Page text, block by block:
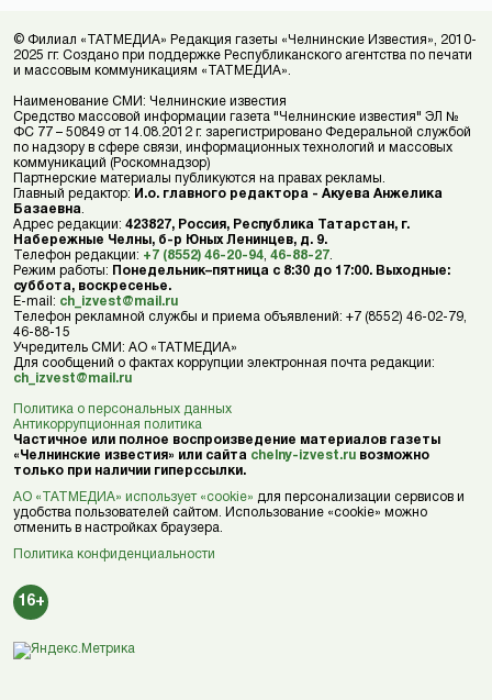
© Филиал «ТАТМЕДИА» Редакция газеты «Челнинские Известия», 2010-
2025 гг. Создано при поддержке Республиканского агентства по печати
и массовым коммуникациям «ТАТМЕДИА».
Наименование СМИ: Челнинские известия
Средство массовой информации газета "Челнинские известия" ЭЛ №
ФС 77 – 50849 от 14.08.2012 г. зарегистрировано Федеральной службой
по надзору в сфере связи, информационных технологий и массовых
коммуникаций (Роскомнадзор)
Партнерские материалы публикуются на правах рекламы.
Главный редактор: И.о. главного редактора - Акуева Анжелика
Базаевна
Адрес редакции: 423827, Россия, Республика Татарстан, г.
Набережные Челны, б-р Юных Ленинцев, д. 9.
Телефон редакции: +7 (8552) 46-20-94 46-88-27
Режим работы: Понедельник–пятница с 8:30 до 17:00. Выходные:
суббота, воскресенье.
E-mail: ch_izvest@mail.ru
Телефон рекламной службы и приема объявлений: +7 (8552) 46-02-79,
46-88-15
Учредитель СМИ: АО «ТАТМЕДИА»
Для сообщений о фактах коррупции электронная почта редакции:
ch_izvest@mail.ru
Политика о персональных данных
Антикоррупционная политика
Частичное или полное воспроизведение материалов газеты
«Челнинские известия» или сайта chelny-izvest.ru возможно
только при наличии гиперссылки.
АО «ТАТМЕДИА» использует «cookie» для персонализации сервисов и
удобства пользователей сайтом. Использование «cookie» можно
отменить в настройках браузера.
Политика конфиденциальности
16+